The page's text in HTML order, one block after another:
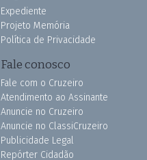
Expediente
Projeto Memória
Política de Privacidade
Fale conosco
Fale com o Cruzeiro
Atendimento ao Assinante
Anuncie no Cruzeiro
Anuncie no ClassiCruzeiro
Publicidade Legal
Repórter Cidadão